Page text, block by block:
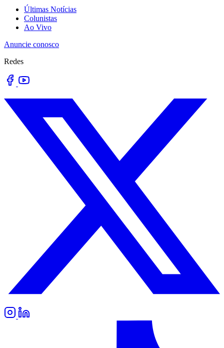
Últimas Notícias
Colunistas
Ao Vivo
Anuncie conosco
Redes